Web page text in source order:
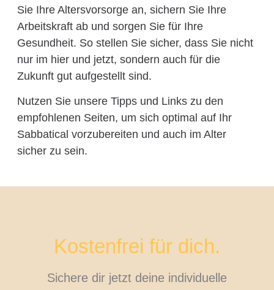
Sie Ihre Altersvorsorge an, sichern Sie Ihre
Arbeitskraft ab und sorgen Sie für Ihre
Gesundheit. So stellen Sie sicher, dass Sie nicht
nur im hier und jetzt, sondern auch für die
Zukunft gut aufgestellt sind.
Nutzen Sie unsere Tipps und Links zu den
empfohlenen Seiten, um sich optimal auf Ihr
Sabbatical vorzubereiten und auch im Alter
sicher zu sein.
Kostenfrei für dich.
Sichere dir jetzt deine individuelle